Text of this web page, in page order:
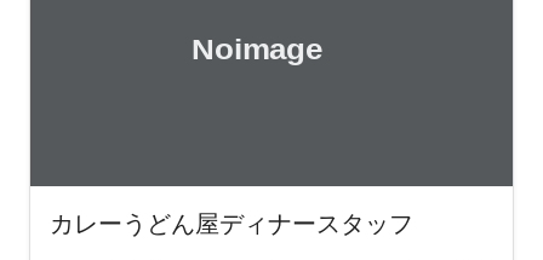
カレーうどん屋ディナースタッフ